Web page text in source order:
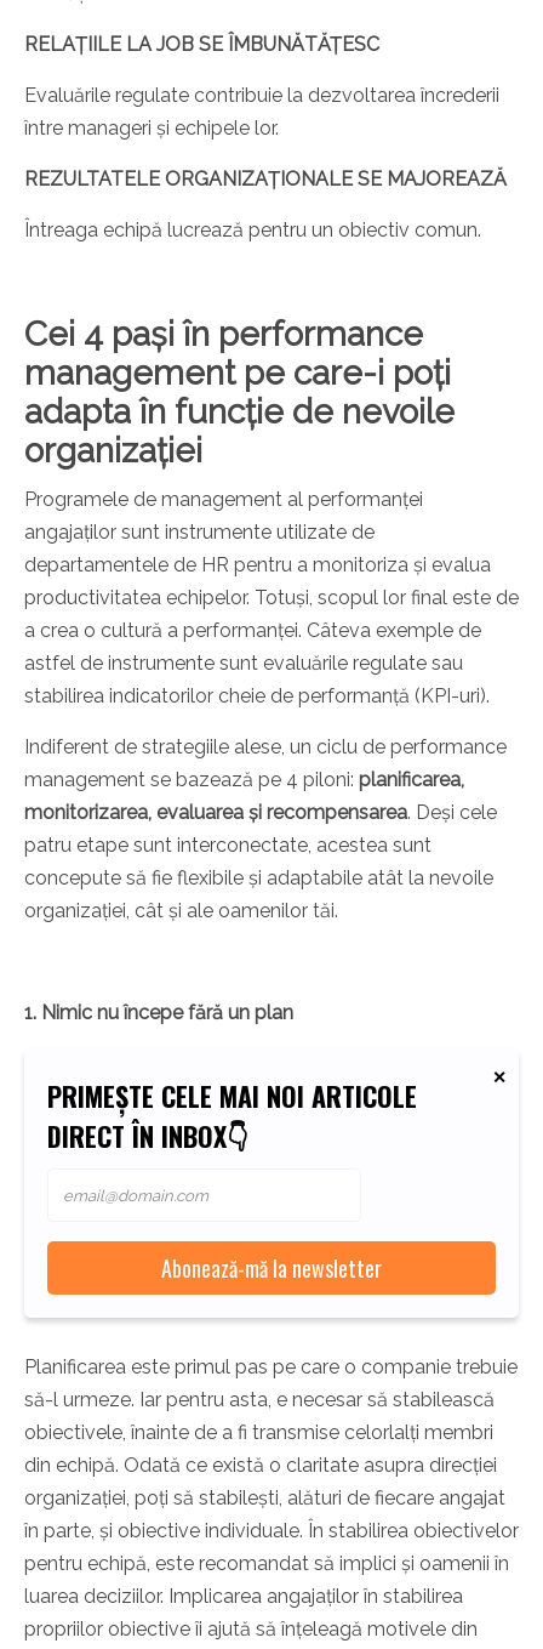
RELAȚIILE LA JOB SE ÎMBUNĂTĂȚESC
Evaluările regulate contribuie la dezvoltarea încrederii
între manageri și echipele lor.
REZULTATELE ORGANIZAȚIONALE SE MAJOREAZĂ
Întreaga echipă lucrează pentru un obiectiv comun.
Cei 4 pași în performance
management pe care-i poți
adapta în funcție de nevoile
organizației
Programele de management al performanței
angajaților sunt instrumente utilizate de
departamentele de HR pentru a monitoriza și evalua
productivitatea echipelor. Totuși, scopul lor final este de
a crea o cultură a performanței. Câteva exemple de
astfel de instrumente sunt evaluările regulate sau
stabilirea indicatorilor cheie de performanță (KPI-uri).
Indiferent de strategiile alese, un ciclu de performance
management se bazează pe 4 piloni: planificarea,
monitorizarea, evaluarea și recompensarea. Deși cele
patru etape sunt interconectate, acestea sunt
concepute să fie flexibile și adaptabile atât la nevoile
organizației, cât și ale oamenilor tăi.
1. Nimic nu începe fără un plan
PRIMEȘTE CELE MAI NOI ARTICOLE
DIRECT ÎN INBOX👇
Planificarea este primul pas pe care o companie trebuie
să-l urmeze. Iar pentru asta, e necesar să stabilească
obiectivele, înainte de a fi transmise celorlalți membri
din echipă. Odată ce există o claritate asupra direcției
organizației, poți să stabilești, alături de fiecare angajat
în parte, și obiective individuale. În stabilirea obiectivelor
pentru echipă, este recomandat să implici și oamenii în
luarea deciziilor. Implicarea angajaților în stabilirea
propriilor obiective îi ajută să înțeleagă motivele din